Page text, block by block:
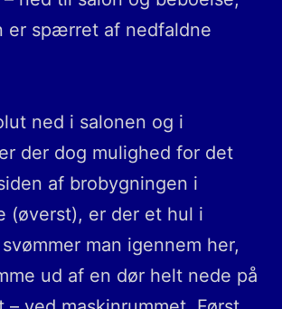
er spærret af nedfaldne
ned i salonen og i
der dog mulighed for det
af brobygningen i
(øverst), er der et hul i
man igennem her,
ud af en dør helt nede på